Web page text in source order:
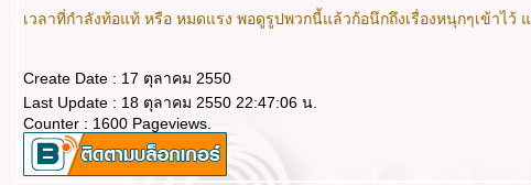
เวลาที่กำลังท้อแท้ หรือ หมดแรง พอดูรูปพวกนี้แล้วก้อนึกถึงเรื่องหนุกๆเข้าไ
Create Date : 17 ตุลาคม 2550
Last Update : 18 ตุลาคม 2550 22:47:06 น.
Counter : 1600 Pageviews.